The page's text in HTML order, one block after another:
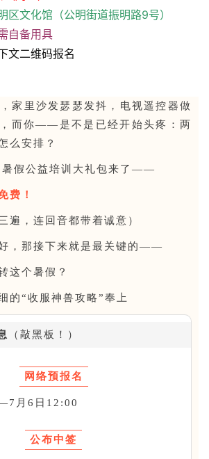
区文化馆（公明街道振明路9号）
自备用具
文二维码报名
家里沙发瑟瑟发抖，电视遥控器做
而你——是不是已经开始头疼：两
么安排？
暑假公益培训大礼包来了——
费！
遍，连回音都带着诚意）
，那接下来就是最关键的——
这个暑假？
的“收服神兽攻略”奉上
（敲黑板！）
网络预报名
月6日12:00
公布中签